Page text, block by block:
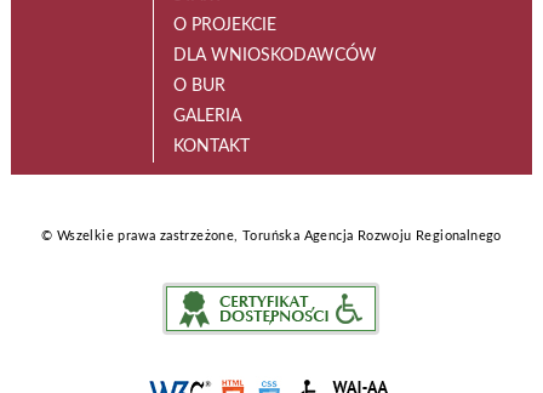
O PROJEKCIE
DLA WNIOSKODAWCÓW
O BUR
GALERIA
KONTAKT
© Wszelkie prawa zastrzeżone, Toruńska Agencja Rozwoju Regionalnego